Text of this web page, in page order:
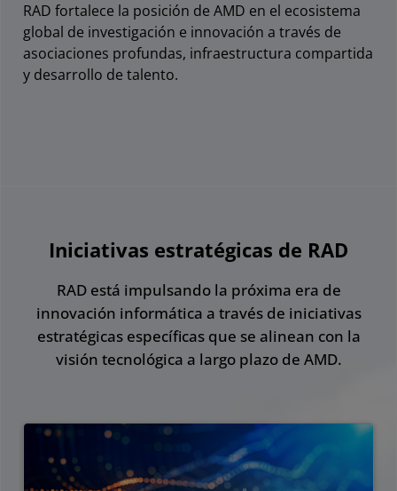
RAD fortalece la posición de AMD en el ecosistema
global de investigación e innovación a través de
asociaciones profundas, infraestructura compartida
y desarrollo de talento.
Iniciativas estratégicas de RAD
RAD está impulsando la próxima era de
innovación informática a través de iniciativas
estratégicas específicas que se alinean con la
visión tecnológica a largo plazo de AMD.